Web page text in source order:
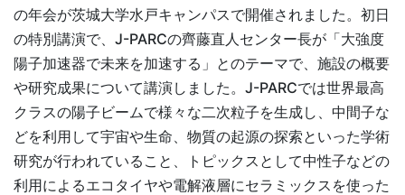
の年会が茨城大学水戸キャンパスで開催されました。初日
の特別講演で、J-PARCの齊藤直人センター長が「大強度
陽子加速器で未来を加速する」とのテーマで、施設の概要
や研究成果について講演しました。J-PARCでは世界最高
クラスの陽子ビームで様々な二次粒子を生成し、中間子な
どを利用して宇宙や生命、物質の起源の探索といった学術
研究が行われていること、トピックスとして中性子などの
利用によるエコタイヤや電解液層にセラミックスを使った